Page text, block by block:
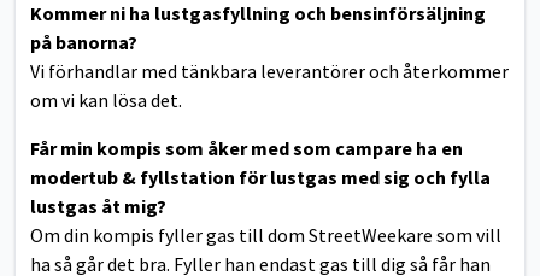
Kommer ni ha lustgasfyllning och bensinförsäljning
på banorna?
Vi förhandlar med tänkbara leverantörer och återkommer
om vi kan lösa det.
Får min kompis som åker med som campare ha en
modertub & fyllstation för lustgas med sig och fylla
lustgas åt mig?
Om din kompis fyller gas till dom StreetWeekare som vill
ha så går det bra. Fyller han endast gas till dig så får han